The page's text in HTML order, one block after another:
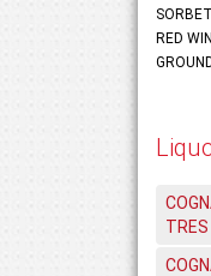
RED